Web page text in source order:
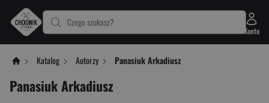
Czego szukasz?
Konto
Katalog Autorzy Panasiuk Arkadiusz
Panasiuk Arkadiusz